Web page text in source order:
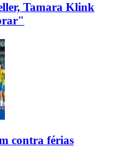
Tamara Klink
contra férias